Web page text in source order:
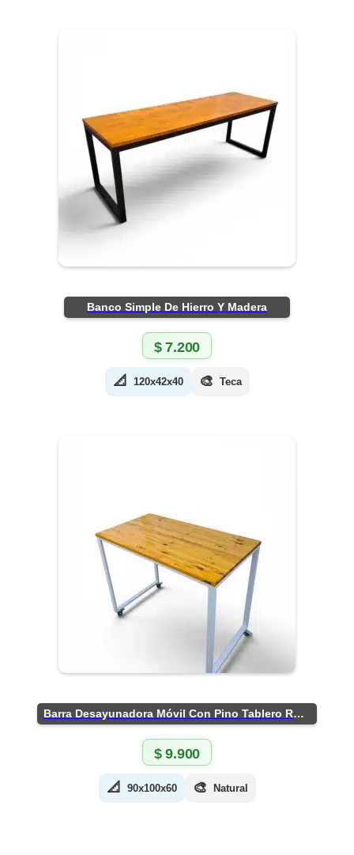
Banco Simple De Hierro Y Madera
$7.200
📐 120x42x40 🎨 Teca
Barra Desayunadora Móvil Con Pino Tablero Rústico
$9.900
📐 90x100x60 🎨 Natural